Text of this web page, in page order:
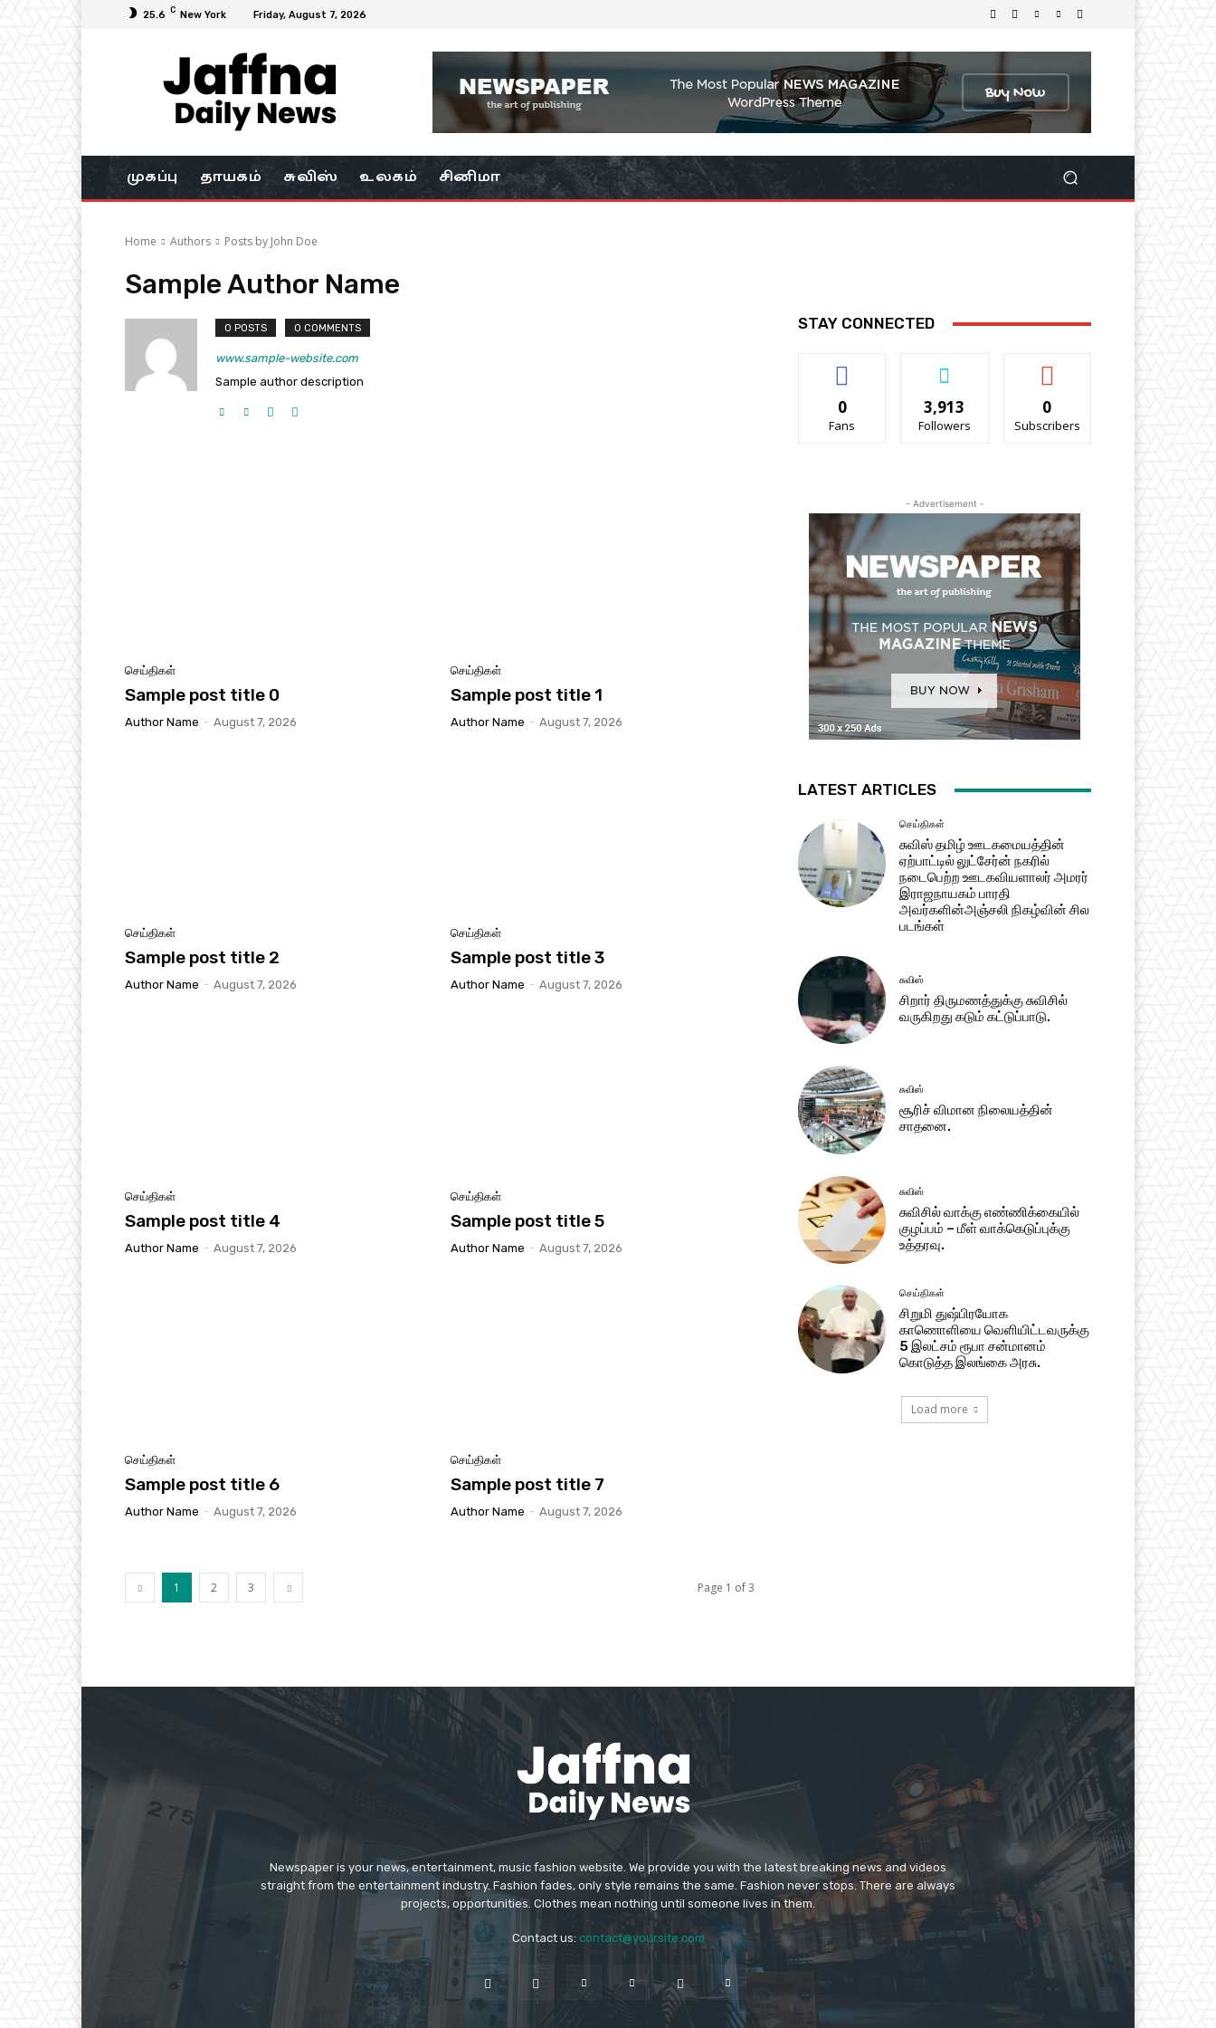
25.6 C New York Friday, August 7, 2026
முகப்பு தாயகம் சுவிஸ் உலகம் சினிமா
Home Authors Posts by John Doe
Sample Author Name
0 POSTS 0 COMMENTS
www.sample-website.com
Sample author description
செய்திகள்
Sample post title 0
Author Name - August 7, 2026
செய்திகள்
Sample post title 1
Author Name - August 7, 2026
செய்திகள்
Sample post title 2
Author Name - August 7, 2026
செய்திகள்
Sample post title 3
Author Name - August 7, 2026
செய்திகள்
Sample post title 4
Author Name - August 7, 2026
செய்திகள்
Sample post title 5
Author Name - August 7, 2026
செய்திகள்
Sample post title 6
Author Name - August 7, 2026
செய்திகள்
Sample post title 7
Author Name - August 7, 2026
1 2 3 Page 1 of 3
STAY CONNECTED
0
Fans
3,913
Followers
0
Subscribers
- Advertisement -
LATEST ARTICLES
செய்திகள்
சுவிஸ் தமிழ் ஊடகமையத்தின்
ஏற்பாட்டில் லுட்சேர்ன் நகரில்
நடைபெற்ற ஊடகவியளாலர் அமரர்
இராஜநாயகம் பாரதி
அவர்களின்அஞ்சலி நிகழ்வின் சில
படங்கள்
சுவிஸ்
சிறார் திருமணத்துக்கு சுவிசில்
வருகிறது கடும் கட்டுப்பாடு.
சுவிஸ்
சூரிச் விமான நிலையத்தின்
சாதனை.
சுவிஸ்
சுவிசில் வாக்கு எண்ணிக்கையில்
குழப்பம் – மீள் வாக்கெடுப்புக்கு
உத்தரவு.
செய்திகள்
சிறுமி துஷ்பிரயோக
காணொளியை வெளியிட்டவருக்கு
5 இலட்சம் ரூபா சன்மானம்
கொடுத்த இலங்கை அரசு.
Load more
Newspaper is your news, entertainment, music fashion website. We provide you with the latest breaking news and videos
straight from the entertainment industry. Fashion fades, only style remains the same. Fashion never stops. There are always
projects, opportunities. Clothes mean nothing until someone lives in them.
Contact us: contact@yoursite.com